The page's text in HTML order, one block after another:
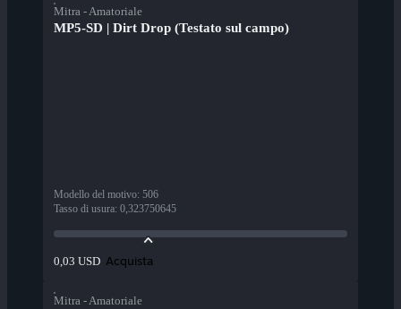
Mitra - Amatoriale
MP5-SD | Dirt Drop (Testato sul campo)
Modello del motivo: 506
Tasso di usura: 0,323750645
0,03 USD Acquista
Mitra - Amatoriale